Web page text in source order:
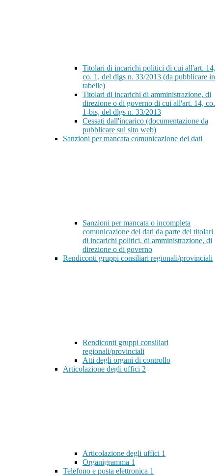
Titolari di incarichi politici di cui all'art. 14,
co. 1, del dlgs n. 33/2013 (da pubblicare in
tabelle)
Titolari di incarichi di amministrazione, di
direzione o di governo di cui all'art. 14, co.
1-bis, del dlgs n. 33/2013
Cessati dall'incarico (documentazione da
pubblicare sul sito web)
Sanzioni per mancata comunicazione dei dati
Sanzioni per mancata o incompleta
comunicazione dei dati da parte dei titolari
di incarichi politici, di amministrazione, di
direzione o di governo
Rendiconti gruppi consiliari regionali/provinciali
Rendiconti gruppi consiliari
regionali/provinciali
Atti degli organi di controllo
Articolazione degli uffici 2
Articolazione degli uffici 1
Organigramma 1
Telefono e posta elettronica 1